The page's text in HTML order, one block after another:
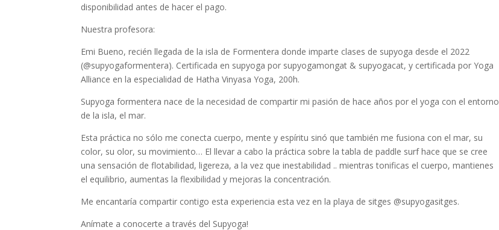
disponibilidad antes de hacer el pago.
Nuestra profesora:
Emi Bueno, recién llegada de la isla de Formentera donde imparte clases de supyoga desde el 2022
(@supyogaformentera). Certificada en supyoga por supyogamongat & supyogacat, y certificada por Yoga
Alliance en la especialidad de Hatha Vinyasa Yoga, 200h.
Supyoga formentera nace de la necesidad de compartir mi pasión de hace años por el yoga con el entorno
de la isla, el mar.
Esta práctica no sólo me conecta cuerpo, mente y espíritu sinó que también me fusiona con el mar, su
color, su olor, su movimiento… El llevar a cabo la práctica sobre la tabla de paddle surf hace que se cree
una sensación de flotabilidad, ligereza, a la vez que inestabilidad .. mientras tonificas el cuerpo, mantienes
el equilibrio, aumentas la flexibilidad y mejoras la concentración.
Me encantaría compartir contigo esta experiencia esta vez en la playa de sitges @supyogasitges.
Anímate a conocerte a través del Supyoga!